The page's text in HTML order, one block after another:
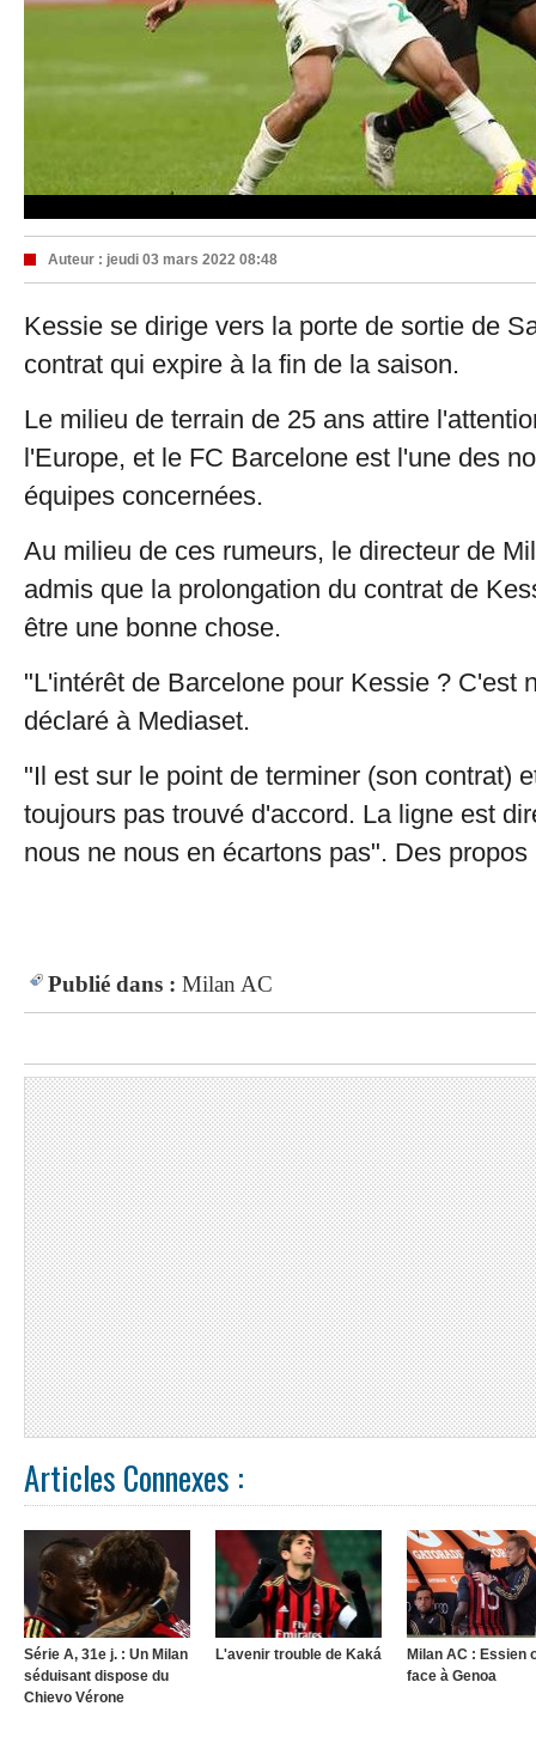
Auteur : jeudi 03 mars 2022 08:48
Kessie se dirige vers la porte de sortie de
contrat qui expire à la fin de la saison.
Le milieu de terrain de 25 ans attire
l'Europe, et le FC Barcelone est l'une des
équipes concernées.
Au milieu de ces rumeurs, le directeur de
admis que la prolongation du contrat de
être une bonne chose.
"L'intérêt de Barcelone pour Kessie ? C'est
déclaré à Mediaset.
"Il est sur le point de terminer (son contrat)
toujours pas trouvé d'accord. La ligne est
nous ne nous en écartons pas". Des
Publié dans : Milan AC
Articles Connexes :
Série A, 31e j. : Un Milan
séduisant dispose du
Chievo Vérone
L'avenir trouble de Kaká
Milan AC : Essien
face à Genoa